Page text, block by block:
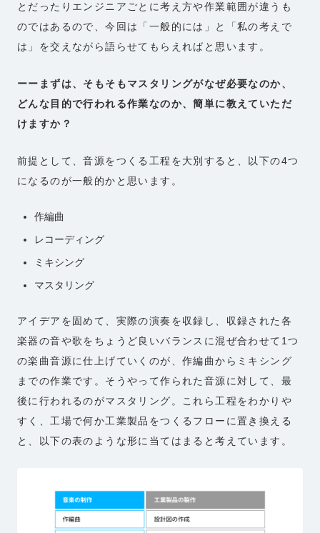
とだったりエンジニアごとに考え方や作業範囲が違うも
のではあるので、今回は「一般的には」と「私の考えで
は」を交えながら語らせてもらえればと思います。
ーーまずは、そもそもマスタリングがなぜ必要なのか、
どんな目的で行われる作業なのか、簡単に教えていただ
けますか？
前提として、音源をつくる工程を大別すると、以下の4つ
になるのが一般的かと思います。
作編曲
レコーディング
ミキシング
マスタリング
アイデアを固めて、実際の演奏を収録し、収録された各
楽器の音や歌をちょうど良いバランスに混ぜ合わせて1つ
の楽曲音源に仕上げていくのが、作編曲からミキシング
までの作業です。そうやって作られた音源に対して、最
後に行われるのがマスタリング。これら工程をわかりや
すく、工場で何か工業製品をつくるフローに置き換える
と、以下の表のような形に当てはまると考えています。